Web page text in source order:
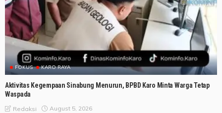
FOKUS KARO RAYA
Aktivitas Kegempaan Sinabung Menurun, BPBD Karo Minta Warga Tetap
Waspada
Redaksi August 5, 2026